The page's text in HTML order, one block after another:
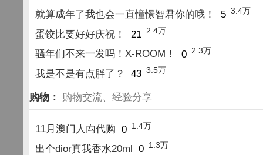
就算成年了我也会一直憧憬智君你的哦！ 5 3.4万
蛋饺比要好好庆祝！ 21 2.4万
骚年们不来一发吗！X-ROOM！ 0 2.3万
我是不是有点胖了？ 43 3.5万
购物： 购物交流、经验分享
11月澳门人禸代购 0 1.4万
出个dior真我香水20ml 0 1.3万